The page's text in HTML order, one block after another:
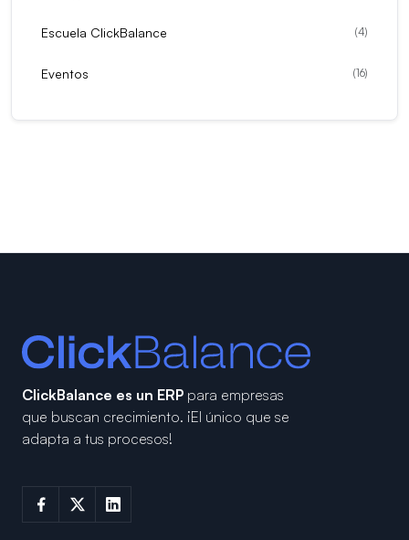
Escuela ClickBalance (4)
Eventos (16)
ClickBalance es un ERP para empresas
que buscan crecimiento. ¡El único que se
adapta a tus procesos!